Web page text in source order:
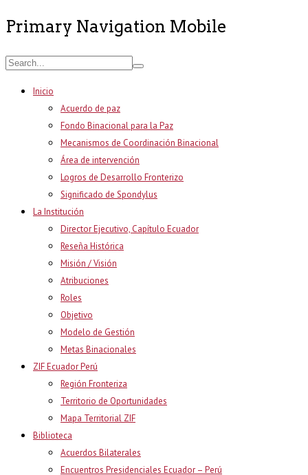
Primary Navigation Mobile
Inicio
Acuerdo de paz
Fondo Binacional para la Paz
Mecanismos de Coordinación Binacional
Área de intervención
Logros de Desarrollo Fronterizo
Significado de Spondylus
La Institución
Director Ejecutivo, Capítulo Ecuador
Reseña Histórica
Misión / Visión
Atribuciones
Roles
Objetivo
Modelo de Gestión
Metas Binacionales
ZIF Ecuador Perú
Región Fronteriza
Territorio de Oportunidades
Mapa Territorial ZIF
Biblioteca
Acuerdos Bilaterales
Encuentros Presidenciales Ecuador – Perú